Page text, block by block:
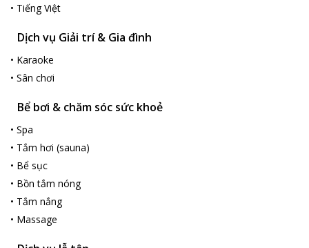
• Tiếng Việt
Dịch vụ Giải trí & Gia đình
• Karaoke
• Sân chơi
Bể bơi & chăm sóc sức khoẻ
• Spa
• Tắm hơi (sauna)
• Bể sục
• Bồn tắm nóng
• Tắm nắng
• Massage